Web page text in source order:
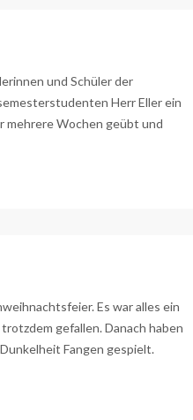
und Schüler der
Herr Eller ein
mehrere Wochen geübt und
Es war alles ein
gefallen. Danach haben
Fangen gespielt.